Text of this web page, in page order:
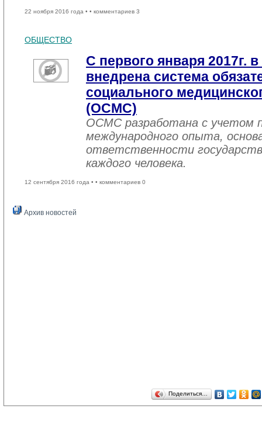
22 ноября 2016 года • • комментариев 3
ОБЩЕСТВО
С первого января 2017г.
внедрена система
социального
(ОСМС)
ОСМС разработана с учетом
международного опыта,
ответственности
каждого человека.
12 сентября 2016 года • • комментариев 0
Архив новостей
Поделиться…